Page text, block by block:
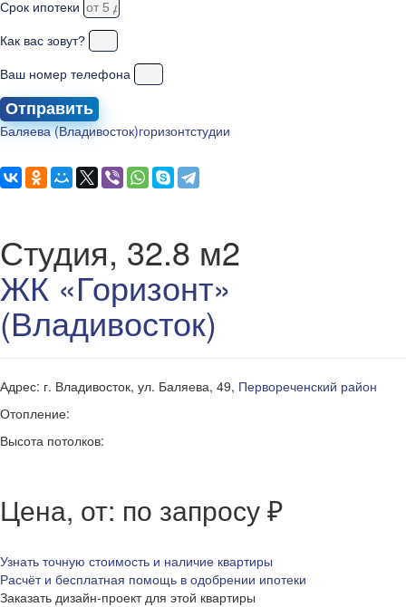
Срок ипотеки
Как вас зовут?
Ваш номер телефона
Отправить
Баляева (Владивосток)горизонтстудии
Студия, 32.8 м2
ЖК «Горизонт»
(Владивосток)
Адрес: г. Владивосток, ул. Баляева, 49, Первореченский район
Отопление:
Высота потолков:
Цена, от: по запросу ₽
Узнать точную стоимость и наличие квартиры
Расчёт и бесплатная помощь в одобрении ипотеки
Заказать дизайн-проект для этой квартиры